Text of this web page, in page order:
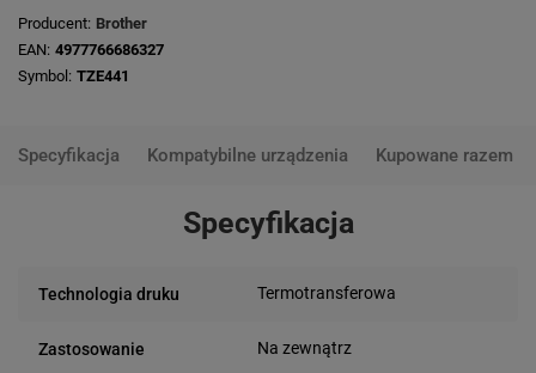
Producent Brother
EAN 4977766686327
Symbol TZE441
Specyfikacja Kompatybilne urządzenia Kupowane razem
Specyfikacja
Technologia druku Termotransferowa
Zastosowanie
Na zewnątrz